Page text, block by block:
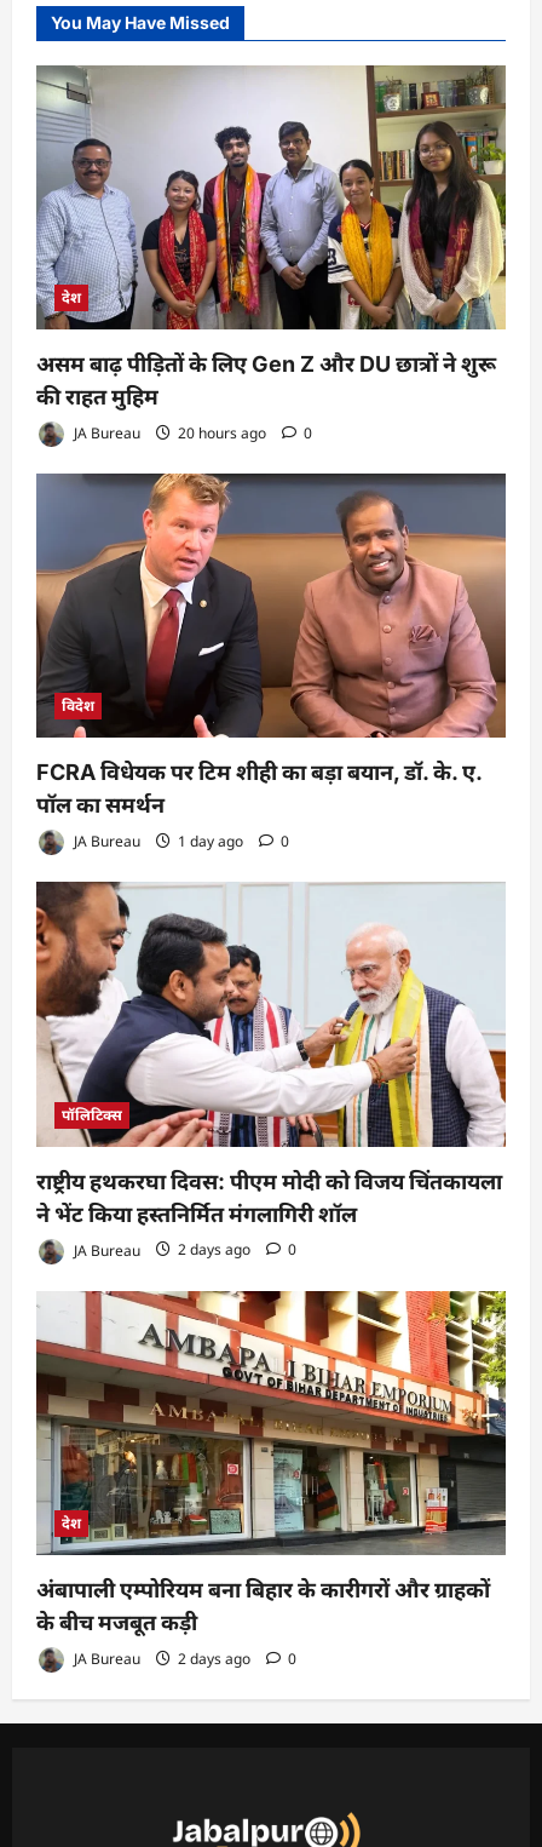
You May Have Missed
देश
असम बाढ़ पीड़ितों के लिए Gen Z और DU छात्रों ने शुरू
की राहत मुहिम
JA Bureau 20 hours ago 0
विदेश
FCRA विधेयक पर टिम शीही का बड़ा बयान, डॉ. के. ए.
पॉल का समर्थन
JA Bureau 1 day ago 0
पॉलिटिक्स
राष्ट्रीय हथकरघा दिवस: पीएम मोदी को विजय चिंतकायला
ने भेंट किया हस्तनिर्मित मंगलागिरी शॉल
JA Bureau 2 days ago 0
देश
अंबापाली एम्पोरियम बना बिहार के कारीगरों और ग्राहकों
के बीच मजबूत कड़ी
JA Bureau 2 days ago 0